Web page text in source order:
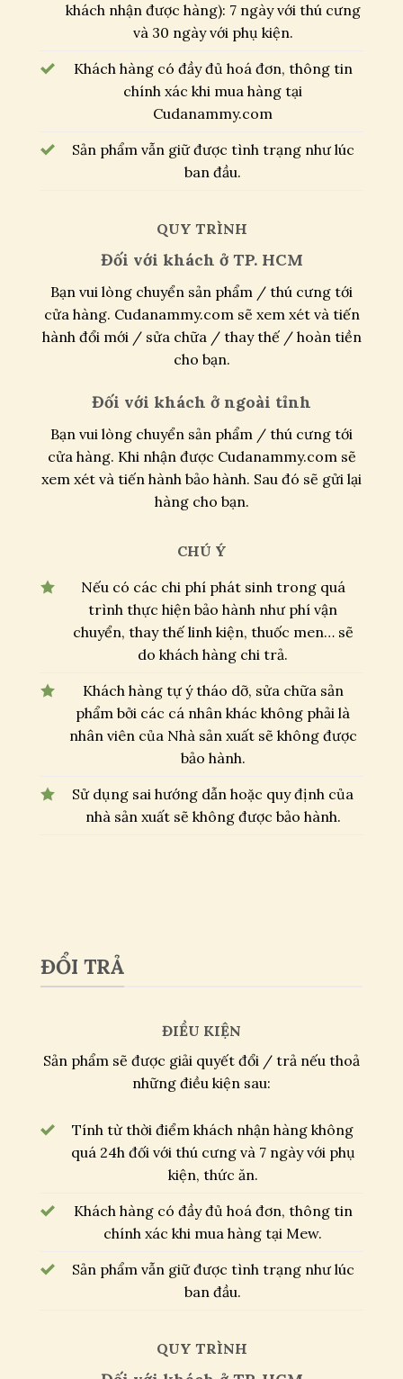
khách nhận được hàng): 7 ngày với thú cưng
và 30 ngày với phụ kiện.
Khách hàng có đầy đủ hoá đơn, thông tin
chính xác khi mua hàng tại
Cudanammy.com
Sản phẩm vẫn giữ được tình trạng như lúc
ban đầu.
QUY TRÌNH
Đối với khách ở TP. HCM
Bạn vui lòng chuyển sản phẩm / thú cưng tới
cửa hàng. Cudanammy.com sẽ xem xét và tiến
hành đổi mới / sửa chữa / thay thế / hoàn tiền
cho bạn.
Đối với khách ở ngoài tỉnh
Bạn vui lòng chuyển sản phẩm / thú cưng tới
cửa hàng. Khi nhận được Cudanammy.com sẽ
xem xét và tiến hành bảo hành. Sau đó sẽ gửi lại
hàng cho bạn.
CHÚ Ý
Nếu có các chi phí phát sinh trong quá
trình thực hiện bảo hành như phí vận
chuyển, thay thế linh kiện, thuốc men… sẽ
do khách hàng chi trả.
Khách hàng tự ý tháo dỡ, sửa chữa sản
phẩm bởi các cá nhân khác không phải là
nhân viên của Nhà sản xuất sẽ không được
bảo hành.
Sử dụng sai hướng dẫn hoặc quy định của
nhà sản xuất sẽ không được bảo hành.
ĐỔI TRẢ
ĐIỀU KIỆN
Sản phẩm sẽ được giải quyết đổi / trả nếu thoả
những điều kiện sau:
Tính từ thời điểm khách nhận hàng không
quá 24h đối với thú cưng và 7 ngày với phụ
kiện, thức ăn.
Khách hàng có đầy đủ hoá đơn, thông tin
chính xác khi mua hàng tại Mew.
Sản phẩm vẫn giữ được tình trạng như lúc
ban đầu.
QUY TRÌNH